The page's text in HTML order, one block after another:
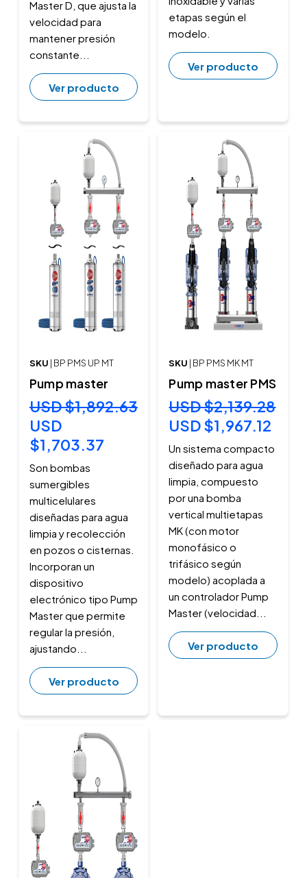
Master D, que ajusta la
velocidad para
mantener presión
constante...
Ver producto
etapas según el
modelo.
Ver producto
SKU | BP PMS UP MT
Pump master
USD $1,892.63
USD
$1,703.37
Son bombas
sumergibles
multicelulares
diseñadas para agua
limpia y recolección
en pozos o cisternas.
Incorporan un
dispositivo
electrónico tipo Pump
Master que permite
regular la presión,
ajustando...
Ver producto
SKU | BP PMS MK MT
Pump master PMS
USD $2,139.28
USD $1,967.12
Un sistema compacto
diseñado para agua
limpia, compuesto
por una bomba
vertical multietapas
MK (con motor
monofásico o
trifásico según
modelo) acoplada a
un controlador Pump
Master (velocidad...
Ver producto